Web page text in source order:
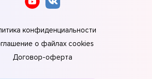
конфиденциальности
о файлах cookies
Договор-оферта